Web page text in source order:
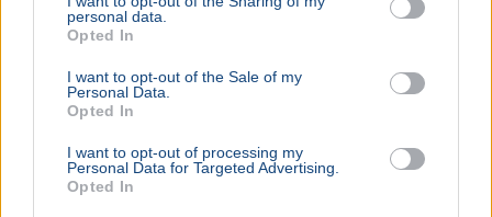
personal data.
Opted In
I want to opt-out of the Sale of my
Personal Data.
Opted In
I want to opt-out of processing my
Personal Data for Targeted Advertising.
Opted In
BELFÖLD 2026. augusztus 6.
csaltak ki 2,5 millió forintot és arany
ékszereket egy dunaföldvári nőtől a rablók